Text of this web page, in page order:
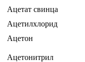
Ацетат свинца
Ацетилхлорид
Ацетон
Ацетонитрил